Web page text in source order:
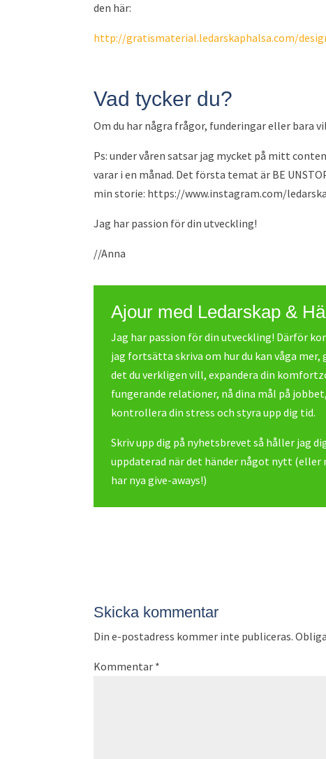
den här:
http://gratismaterial.ledarskaphalsa.com/
Vad tycker du?
Om du har några frågor, funderingar eller bara
Ps: under våren satsar jag mycket på mitt
varar i en månad. Det första temat är BE
min storie: https://www.instagram.com/
Jag har passion för din utveckling!
//Anna
Ajour med Ledarskap &
Jag har passion för din utveckling! Därför
jag fortsätta skriva om hur du kan våga mer,
det du verkligen vill, expandera din
fungerande relationer, nå dina mål på jobbet,
kontrollera din stress och styra upp dig tid.
Skriv upp dig på nyhetsbrevet så håller jag
uppdaterad när det händer något nytt (eller
har nya give-aways!)
Skicka kommentar
Din e-postadress kommer inte publiceras.
Kommentar *